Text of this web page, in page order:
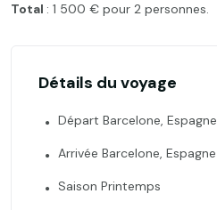
Total : 1 500 € pour 2 personnes.
Détails du voyage
Départ Barcelone, Espagne
Arrivée Barcelone, Espagne
Saison Printemps